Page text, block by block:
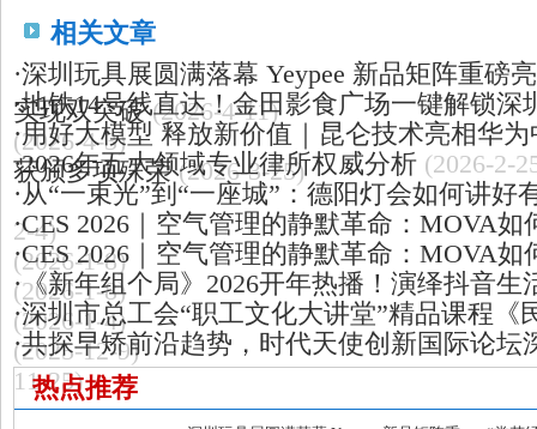
相关文章
·深圳玩具展圆满落幕 Yeypee 新品矩阵重磅
实现双突破 (2026-4-11)
·地铁14号线直达！金田影食广场一键解锁深
(2026-4-3)
·用好大模型 释放新价值｜昆仑技术亮相华
获颁多项殊荣 (2026-3-25)
·2026年五大领域专业律所权威分析 (2026-2-
·从“一束光”到“一座城”：德阳灯会如何讲好
2-4)
·CES 2026｜空气管理的静默革命：MOVA如
(2026-1-8)
·CES 2026｜空气管理的静默革命：MOVA
(2026-1-8)
·《新年组个局》2026开年热播！演绎抖音生
(2026-1-4)
·深圳市总工会“职工文化大讲堂”精品课程《
(2025-12-9)
·共探早矫前沿趋势，时代天使创新国际论坛
11-25)
热点推荐